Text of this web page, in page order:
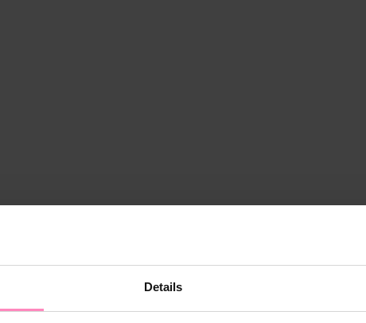
Details